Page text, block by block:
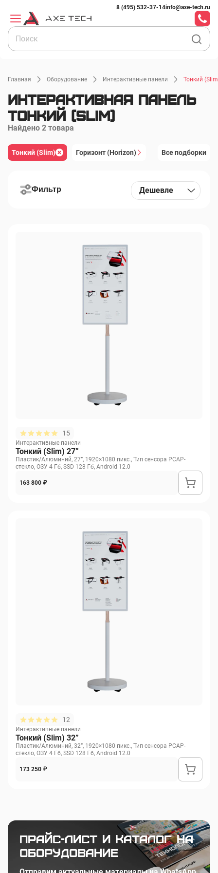
8 (495) 532-37-14info@axe-tech.ru
Главная Оборудование Интерактивные панели Тонкий
Интерактивная панель
Тонкий (Slim)
Найдено 2 товара
Тонкий (Slim) Горизонт (Horizon) Союз (Union) 24-
Все подборки
Тонкий (Slim) Горизонт (Horizon)
Союз (Union) 43-86 дюймов (в реестре Минпромторга)
Вселенная (Universe) с сенсорными досками
OPS-компьютер
Фильтр Дешевле
15
Интерактивные панели
Тонкий (Slim) 27”
Пластик/Алюминий, 27”, 1920×1080 пикс., Тип сенсора PCAP-
стекло, ОЗУ 4 Гб, SSD 128 Гб, Android 12.0
163 800 ₽
12
Интерактивные панели
Тонкий (Slim) 32”
Пластик/Алюминий, 32”, 1920×1080 пикс., Тип сенсора PCAP-
стекло, ОЗУ 4 Гб, SSD 128 Гб, Android 12.0
173 250 ₽
Прайс-лист и каталог на
оборудование